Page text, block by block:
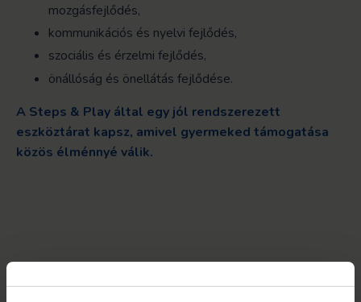
mozgásfejlődés,
kommunikációs és nyelvi fejlődés,
szociális és érzelmi fejlődés,
önállóság és önellátás fejlődése.
A Steps & Play által egy jól rendszerezett
eszköztárat kapsz, amivel gyermeked támogatása
közös élménnyé válik.
MIT TARTALMAZ A